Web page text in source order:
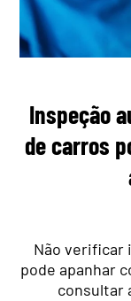
Inspeção
de carros
Não verificar
pode apanhar
consultar